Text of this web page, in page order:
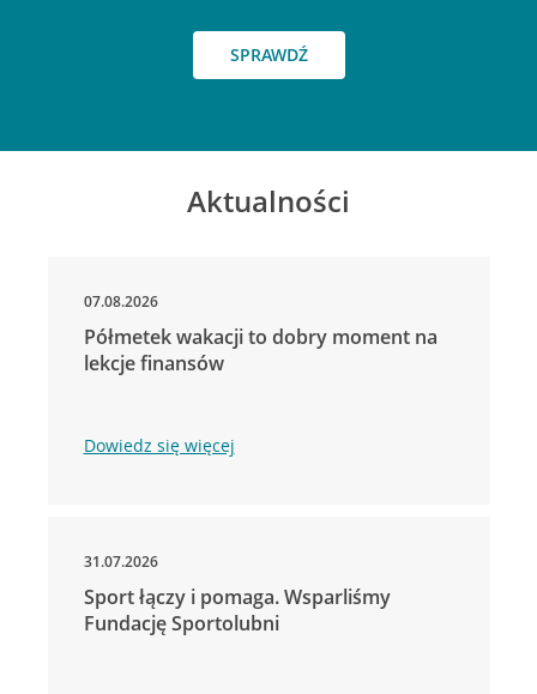
SPRAWDŹ
Aktualności
07.08.2026
Półmetek wakacji to dobry moment na
lekcje finansów
Dowiedz się więcej
31.07.2026
Sport łączy i pomaga. Wsparliśmy
Fundację Sportolubni